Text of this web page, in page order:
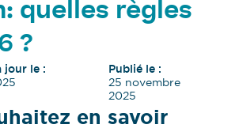
quelles règles
?
jour le :
Publié le :
25 novembre
2025
en savoir